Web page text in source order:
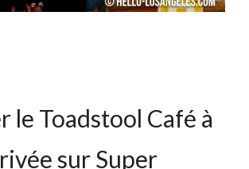
le Toadstool Café à
sur Super